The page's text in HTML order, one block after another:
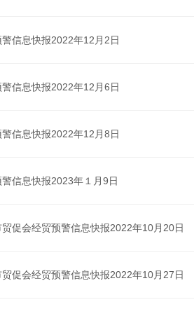
信息快报2022年12月2日
信息快报2022年12月6日
信息快报2022年12月8日
信息快报2023年１月9日
促会经贸预警信息快报2022年10月20日
促会经贸预警信息快报2022年10月27日